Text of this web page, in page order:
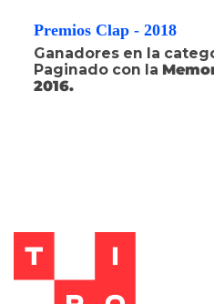
Premios Clap - 2018
Ganadores en la
Paginado con la
2016.